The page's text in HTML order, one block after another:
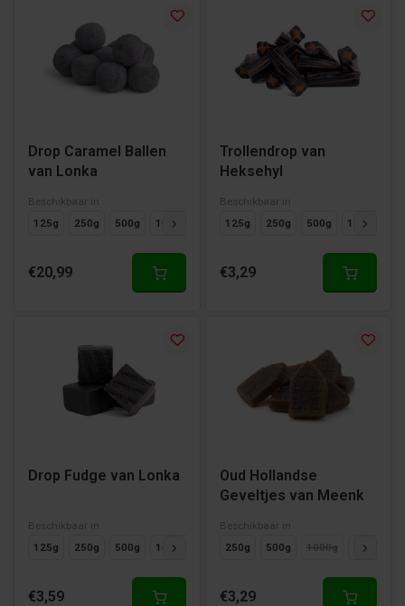
Drop Caramel Ballen
van Lonka
Beschikbaar in
125g
250g 500g 1000g
€20,99
Trollendrop van
Heksehyl
Beschikbaar in
125g
250g 500g 1000g
€3,29
Drop Fudge van Lonka
Beschikbaar in
125g
250g 500g 1000g
€3,59
Oud Hollandse
Geveltjes van Meenk
Beschikbaar in
250g
500g 1000g 125g
€3,29